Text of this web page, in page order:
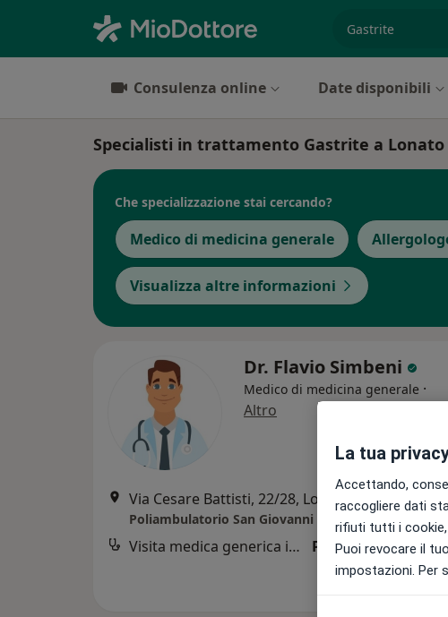
Consulenza online Date disponibili
Specialisti in trattamento Gastrite a Lonato
Che specializzazione stai cercando?
Medico di medicina generale
Visualizza altre informazioni
Dr. Flavio Simbeni
Medico di medicina generale ·
Altro
Via Cesare Battisti, 22/28, Lonato del Garda •
Poliambulatorio San Giovanni Battista
Visita medica generica in CONVENZIONE Prestazione
La tua
Accettando,
raccogliere dati
rifiuti tutti i
Puoi revocare il
impostazioni. Per